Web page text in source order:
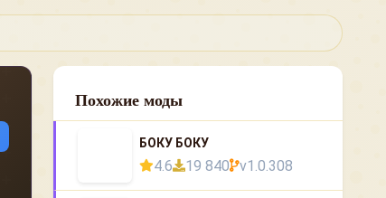
Похожие моды
БОКУ БОКУ
4.6 19 840 v1.0.308